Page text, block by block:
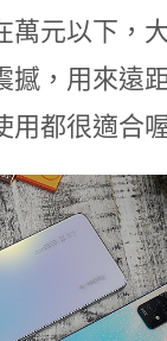
萬元以下，
撼，用來遠
用都很適合